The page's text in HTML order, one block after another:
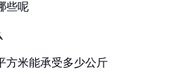
些呢
方米能承受多少公斤